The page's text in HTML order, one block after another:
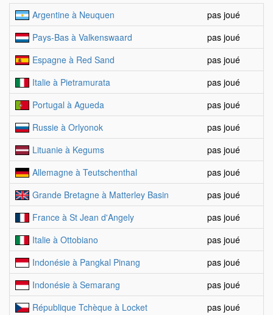
Argentine à Neuquen
pas joué
Pays-Bas à Valkenswaard
pas joué
Espagne à Red Sand
pas joué
Italie à Pietramurata
pas joué
Portugal à Agueda
pas joué
Russie à Orlyonok
pas joué
Lituanie à Kegums
pas joué
Allemagne à Teutschenthal
pas joué
Grande Bretagne à Matterley Basin
pas joué
France à St Jean d'Angely
pas joué
Italie à Ottobiano
pas joué
Indonésie à Pangkal Pinang
pas joué
Indonésie à Semarang
pas joué
République Tchèque à Locket
pas joué